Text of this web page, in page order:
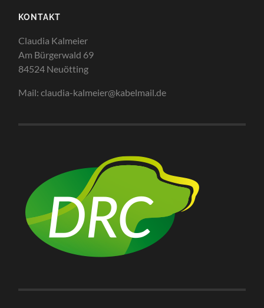
KONTAKT
Claudia Kalmeier
Am Bürgerwald 69
84524 Neuötting
Mail: claudia-kalmeier@kabelmail.de